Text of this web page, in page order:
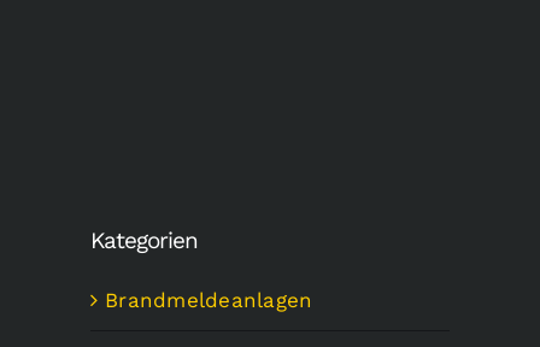
Kategorien
Brandmeldeanlagen